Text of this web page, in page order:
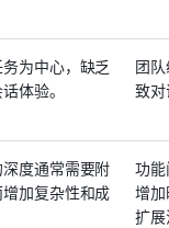
为中心，缺乏
体验。
团
致对
度通常需要附
加复杂性和成
功
增
扩展